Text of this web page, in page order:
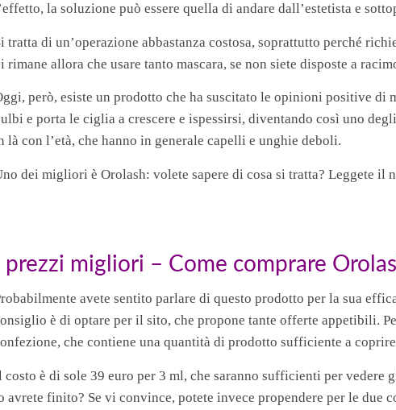
la soluzione può essere quella di andare dall’estetista e
tratta di un’operazione abbastanza costosa, soprattutto perché
rimane allora che usare tanto mascara, se non siete disposte a
però, esiste un prodotto che ha suscitato le opinioni positive
e porta le ciglia a crescere e ispessirsi, diventando così uno
là con l’età, che hanno in generale capelli e unghie deboli.
dei migliori è Orolash: volete sapere di cosa si tratta? Leggete
I prezzi migliori – Come comprare
avete sentito parlare di questo prodotto per la sua
è di optare per il sito, che propone tante offerte appetibili.
che contiene una quantità di prodotto sufficiente a
costo è di sole 39 euro per 3 ml, che saranno sufficienti per vedere
avrete finito? Se vi convince, potete invece propendere per le due